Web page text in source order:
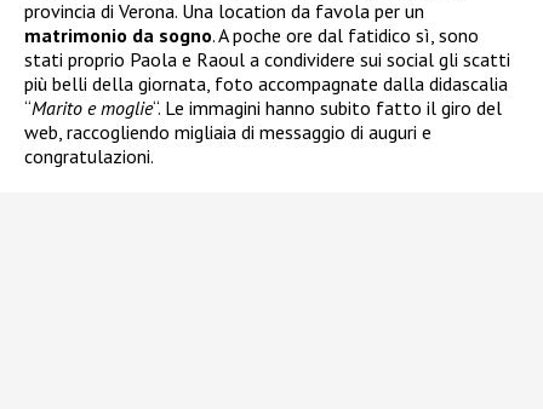
provincia di Verona. Una location da favola per un
matrimonio da sogno. A poche ore dal fatidico sì, sono
stati proprio Paola e Raoul a condividere sui social gli scatti
più belli della giornata, foto accompagnate dalla didascalia
“Marito e moglie“. Le immagini hanno subito fatto il giro del
web, raccogliendo migliaia di messaggio di auguri e
congratulazioni.